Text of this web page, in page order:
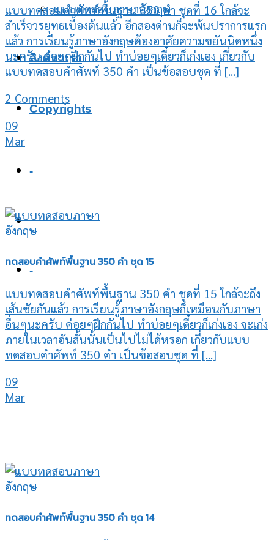
แบบทดสอบภาษาอังกฤษ
ลิงค์หาเรา
Copyrights
-
-
แบบทดสอบคำศัพท์พื้นฐาน 350 คำ ชุดที่ 16 ใกล้จะ
สำเร็จวรยุทธเบื้องต้นแล้ว อีกสองด่านก็จะพ้นปราการแรก
แล้ว การเรียนรู้ภาษาอังกฤษต้องอาศัยความขยันนิดหนึ่ง
นะครับ ค่อยๆฝึกกันไป ทำบ่อยๆเดี๋ยวก็เก่งเอง เกี่ยวกับ
แบบทดสอบคำศัพท์ 350 คำ เป็นข้อสอบชุด ที่ [...]
2 Comments
09
Mar
ทดสอบคำศัพท์พื้นฐาน 350 คำ ชุด 15
แบบทดสอบคำศัพท์พื้นฐาน 350 คำ ชุดที่ 15 ใกล้จะถึง
เส้นชัยกันแล้ว การเรียนรู้ภาษาอังกฤษก็เหมือนกับภาษา
อื่นๆนะครับ ค่อยๆฝึกกันไป ทำบ่อยๆเดี๋ยวก็เก่งเอง จะเก่ง
ภายในเวลาอันสั้นนั้นเป็นไปไม่ได้หรอก เกี่ยวกับแบบ
ทดสอบคำศัพท์ 350 คำ เป็นข้อสอบชุด ที่ [...]
09
Mar
ทดสอบคำศัพท์พื้นฐาน 350 คำ ชุด 14